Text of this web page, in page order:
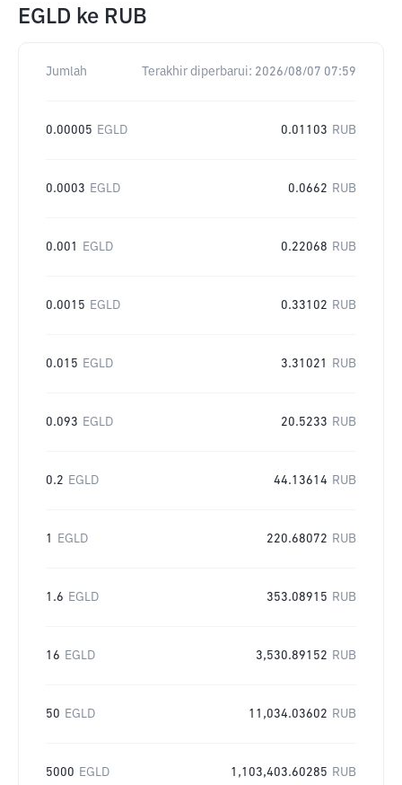
EGLD ke RUB
Jumlah Terakhir diperbarui: 2026/08/07 07:59
0.00005 EGLD 0.01103 RUB
0.0003 EGLD 0.0662 RUB
0.001 EGLD 0.22068 RUB
0.0015 EGLD 0.33102 RUB
0.015 EGLD 3.31021 RUB
0.093 EGLD 20.5233 RUB
0.2 EGLD 44.13614 RUB
1 EGLD 220.68072 RUB
1.6 EGLD 353.08915 RUB
16 EGLD 3,530.89152 RUB
50 EGLD 11,034.03602 RUB
5000 EGLD 1,103,403.60285 RUB